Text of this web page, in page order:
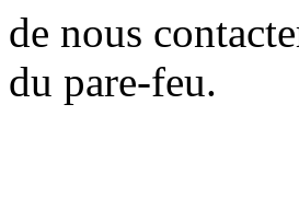
de nous
du pare-feu.